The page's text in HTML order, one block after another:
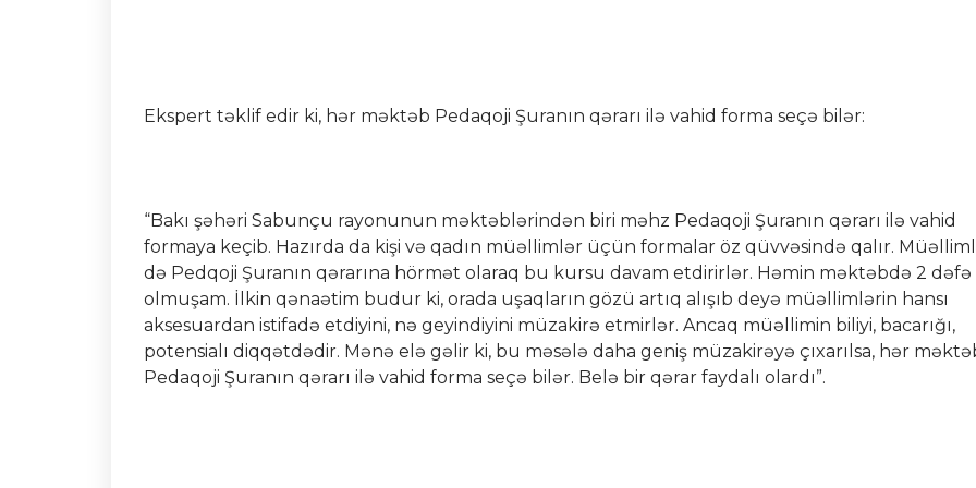
Ekspert təklif edir ki, hər məktəb Pedaqoji Şuranın qərarı ilə vahid forma seçə bilər:
“Bakı şəhəri Sabunçu rayonunun məktəblərindən biri məhz Pedaqoji Şuranın qərarı ilə vahid
formaya keçib. Hazırda da kişi və qadın müəllimlər üçün formalar öz qüvvəsində qalır.
də Pedqoji Şuranın qərarına hörmət olaraq bu kursu davam etdirirlər. Həmin məktəbdə 2 dəfə
olmuşam. İlkin qənaətim budur ki, orada uşaqların gözü artıq alışıb deyə müəllimlərin hansı
aksesuardan istifadə etdiyini, nə geyindiyini müzakirə etmirlər. Ancaq müəllimin biliyi, bacarığı,
potensialı diqqətdədir. Mənə elə gəlir ki, bu məsələ daha geniş müzakirəyə çıxarılsa, hər
Pedaqoji Şuranın qərarı ilə vahid forma seçə bilər. Belə bir qərar faydalı olardı”.